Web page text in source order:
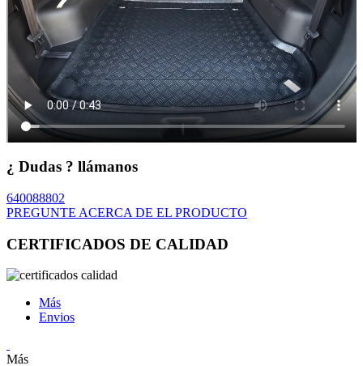
¿ Dudas ? llámanos
640088802
PREGUNTE ACERCA DE EL PRODUCTO
CERTIFICADOS DE CALIDAD
Más
Envios
Más